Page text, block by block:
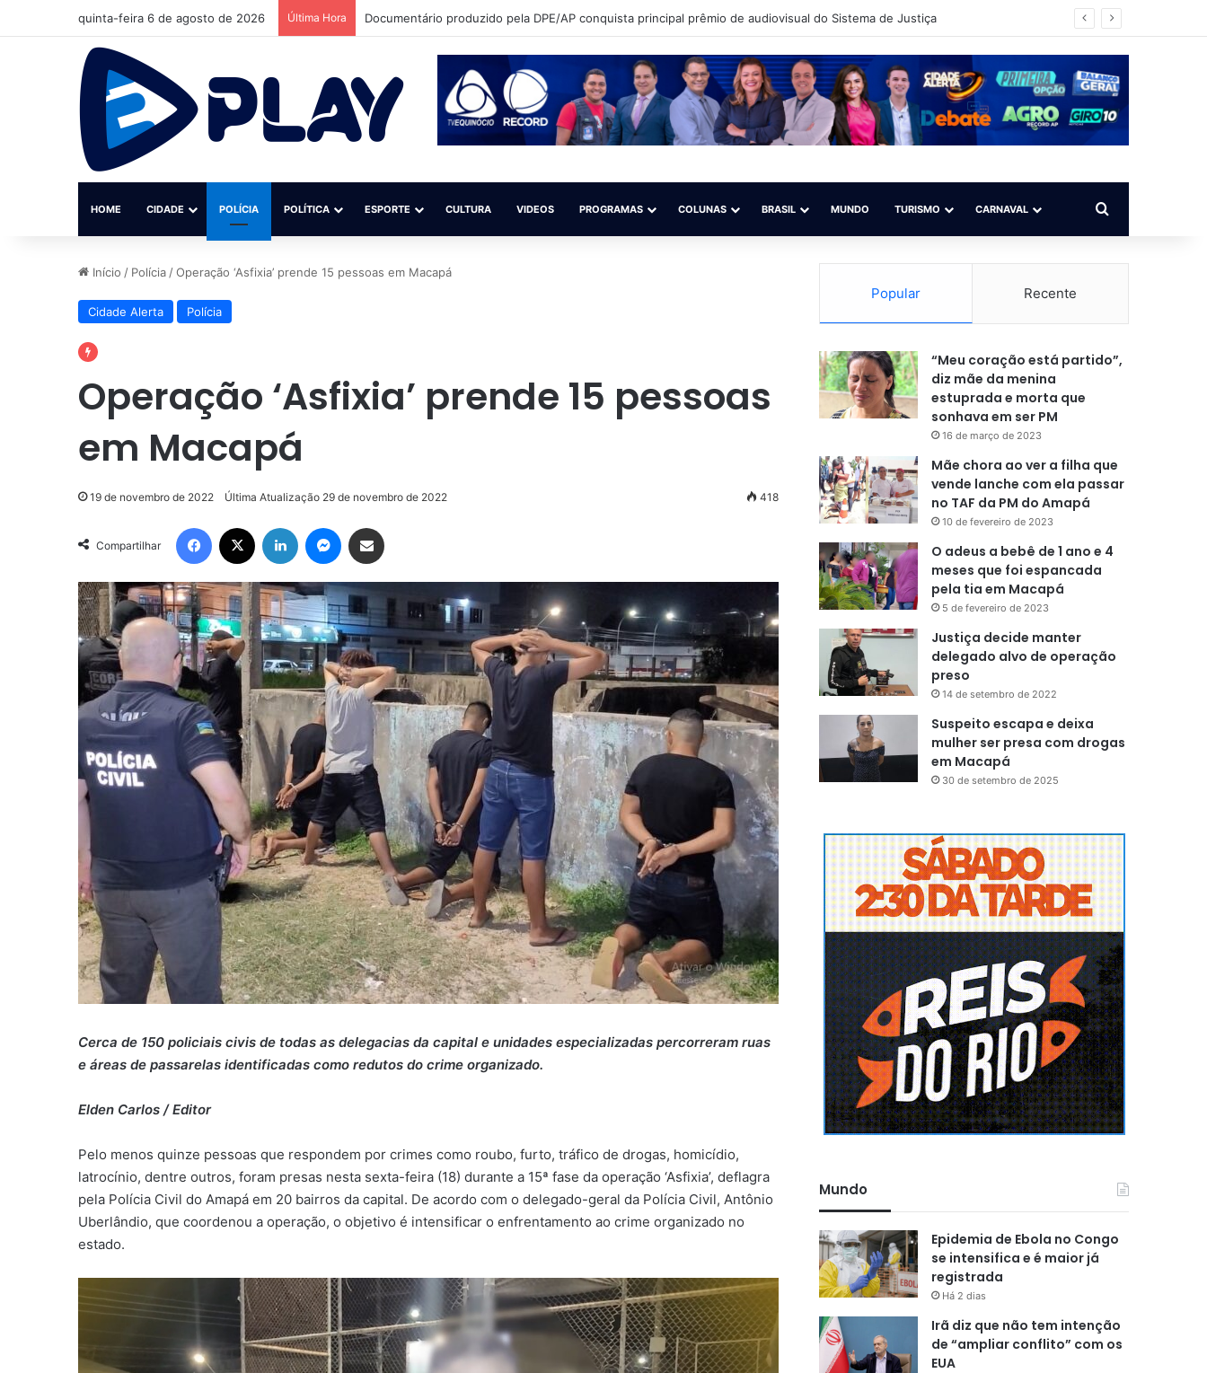
quinta-feira 6 de agosto de 2026 Última Hora Jovem que sonha em ser modelo quer participar de competição nacional (Salvador/BA)
HOME CIDADE POLÍCIA POLÍTICA ESPORTE CULTURA VIDEOS PROGRAMAS COLUNAS BRASIL MUNDO TURISMO CARNAVAL Procurar por
Início / Polícia /Operação ‘Asfixia’ prende 15 pessoas em Macapá
Cidade Alerta Polícia
Operação ‘Asfixia’ prende 15 pessoas
em Macapá
19 de novembro de 2022 Última Atualização 29 de novembro de 2022 418
Compartilhar
Facebook Linkedin Messenger
Cerca de 150 policiais civis de todas as delegacias da capital e unidades especializadas percorreram ruas
e áreas de passarelas identificadas como redutos do crime organizado.
Elden Carlos / Editor
Pelo menos quinze pessoas que respondem por crimes como roubo, furto, tráfico de drogas, homicídio,
latrocínio, dentre outros, foram presas nesta sexta-feira (18) durante a 15ª fase da operação ‘Asfixia’, deflagra
pela Polícia Civil do Amapá em 20 bairros da capital. De acordo com o delegado-geral da Polícia Civil, Antônio
Uberlândio, que coordenou a operação, o objetivo é intensificar o enfrentamento ao crime organizado no
estado.
Popular Recente
“Meu coração está partido”,
diz mãe da menina
estuprada e morta que
sonhava em ser PM
16 de março de 2023
Mãe chora ao ver a filha que
vende lanche com ela passar
no TAF da PM do Amapá
10 de fevereiro de 2023
O adeus a bebê de 1 ano e 4
meses que foi espancada
pela tia em Macapá
5 de fevereiro de 2023
Justiça decide manter
delegado alvo de operação
preso
14 de setembro de 2022
Suspeito escapa e deixa
mulher ser presa com drogas
em Macapá
30 de setembro de 2025
Mundo
Epidemia de Ebola no Congo
se intensifica e é maior já
registrada
Há 2 dias
Irã diz que não tem intenção
de “ampliar conflito” com os
EUA